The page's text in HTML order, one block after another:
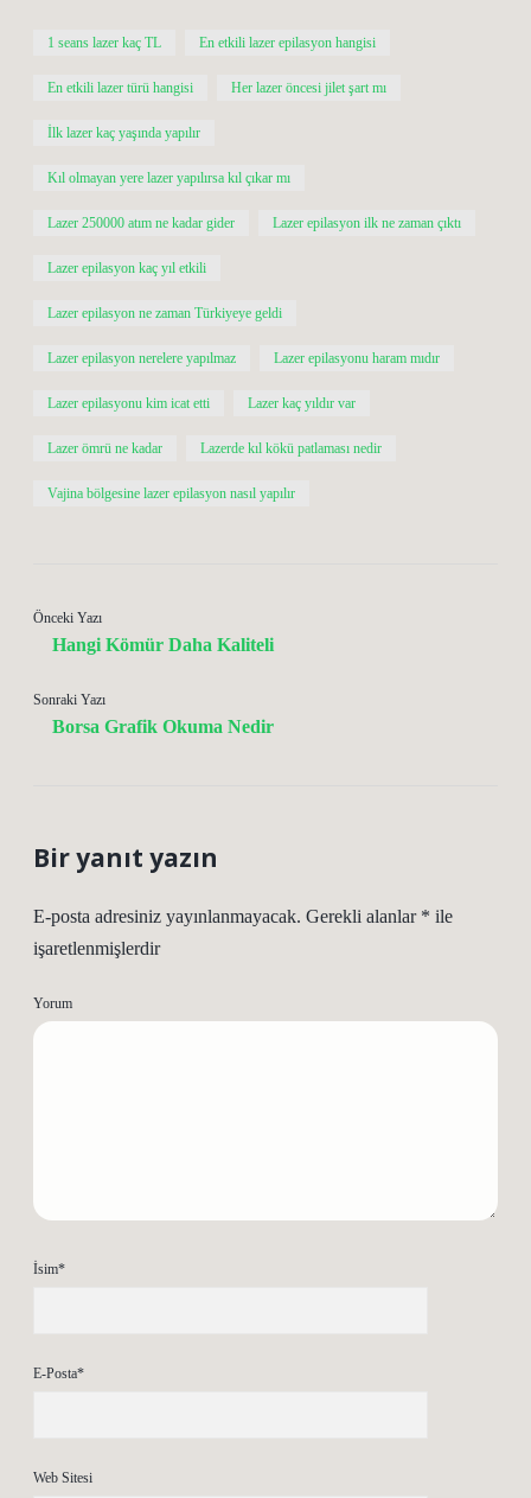
1 seans lazer kaç TL En etkili lazer epilasyon hangisi
En etkili lazer türü hangisi Her lazer öncesi jilet şart mı
İlk lazer kaç yaşında yapılır
Kıl olmayan yere lazer yapılırsa kıl çıkar mı
Lazer 250000 atım ne kadar gider Lazer epilasyon ilk ne zaman çıktı
Lazer epilasyon kaç yıl etkili
Lazer epilasyon ne zaman Türkiyeye geldi
Lazer epilasyon nerelere yapılmaz Lazer epilasyonu haram mıdır
Lazer epilasyonu kim icat etti Lazer kaç yıldır var
Lazer ömrü ne kadar Lazerde kıl kökü patlaması nedir
Vajina bölgesine lazer epilasyon nasıl yapılır
Önceki Yazı
Hangi Kömür Daha Kaliteli
Sonraki Yazı
Borsa Grafik Okuma Nedir
Bir yanıt yazın
E-posta adresiniz yayınlanmayacak. Gerekli alanlar * ile
işaretlenmişlerdir
Yorum
İsim*
E-Posta*
Web Sitesi